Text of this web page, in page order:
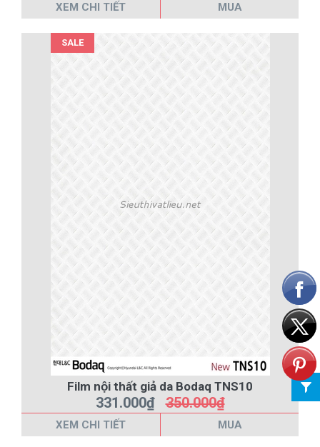
XEM CHI TIẾT MUA
SALE
Film nội thất giả da Bodaq TNS10
331.000₫350.000₫
XEM CHI TIẾT MUA